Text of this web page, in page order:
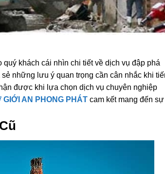
khách cái nhìn chi tiết về dịch vụ đập phá
những lưu ý quan trọng cần cân nhắc khi tiến
được khi lựa chọn dịch vụ chuyên nghiệp
AN PHONG PHÁT